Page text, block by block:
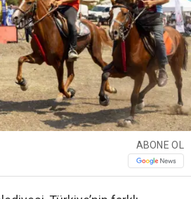
ABONE OL